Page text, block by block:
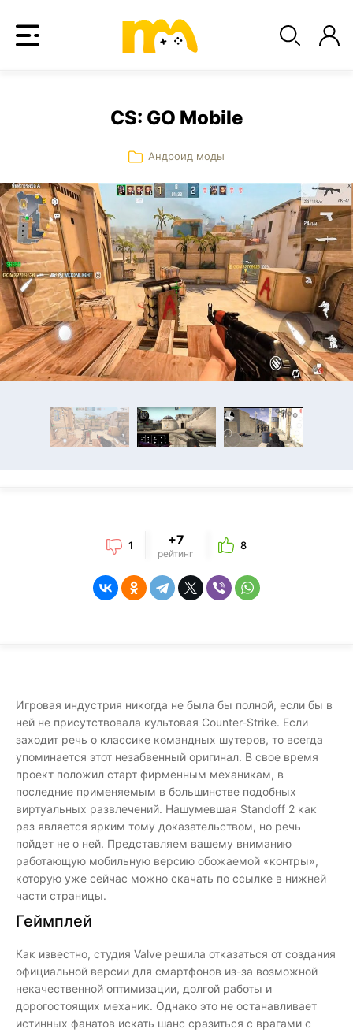
CS: GO Mobile
Андроид моды
1 +7
рейтинг
8
Игровая индустрия никогда не была бы полной, если бы в
ней не присутствовала культовая Counter-Strike. Если
заходит речь о классике командных шутеров, то всегда
упоминается этот незабвенный оригинал. В свое время
проект положил старт фирменным механикам, в
последние применяемым в большинстве подобных
виртуальных развлечений. Нашумевшая Standoff 2 как
раз является ярким тому доказательством, но речь
пойдет не о ней. Представляем вашему вниманию
работающую мобильную версию обожаемой «контры»,
которую уже сейчас можно скачать по ссылке в нижней
части страницы.
Геймплей
Как известно, студия Valve решила отказаться от создания
официальной версии для смартфонов из-за возможной
некачественной оптимизации, долгой работы и
дорогостоящих механик. Однако это не останавливает
истинных фанатов искать шанс сразиться с врагами с